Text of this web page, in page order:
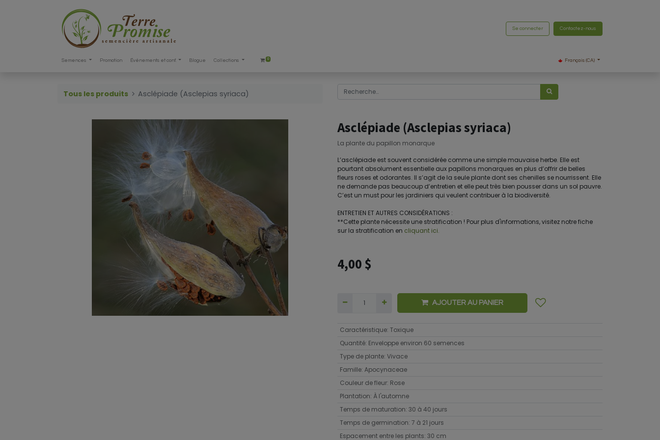
Se connecter Contactez-nous
Semences Promotion Événements et conf. Blogue Collections 0 Français (CA)
Tous les produits Asclépiade (Asclepias syriaca)
Asclépiade (Asclepias syriaca)
La plante du papillon monarque
L’asclépiade est souvent considérée comme une simple mauvaise herbe. Elle est
pourtant absolument essentielle aux papillons monarques en plus d’offrir de belles
fleurs roses et odorantes. Il s’agit de la seule plante dont ses chenilles se nourrissent. Elle
ne demande pas beaucoup d’entretien et elle peut très bien pousser dans un sol pauvre.
C’est un must pour les jardiniers qui veulent contribuer à la biodiversité.
ENTRETIEN ET AUTRES CONSIDÉRATIONS :
**Cette plante nécessite une stratification ! Pour plus d'informations, visitez notre fiche
sur la stratification en cliquant ici.
4,00 $
AJOUTER AU PANIER
Caractéristique: Toxique
Quantité: Enveloppe environ 60 semences
Type de plante: Vivace
Famille: Apocynaceae
Couleur de fleur: Rose
Plantation: À l'automne
Temps de maturation: 30 à 40 jours
Temps de germination: 7 à 21 jours
Espacement entre les plants: 30 cm